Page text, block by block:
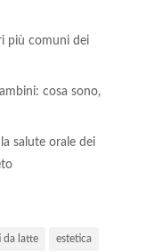
più comuni dei
cosa sono,
salute orale dei
da latte estetica